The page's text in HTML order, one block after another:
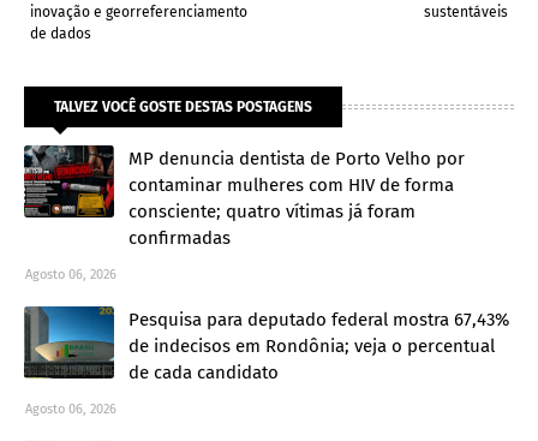
sustentáveis
inovação e georreferenciamento
de dados
TALVEZ VOCÊ GOSTE DESTAS POSTAGENS
MP denuncia dentista de Porto Velho por
contaminar mulheres com HIV de forma
consciente; quatro vítimas já foram
confirmadas
Agosto 06, 2026
Pesquisa para deputado federal mostra 67,43%
de indecisos em Rondônia; veja o percentual
de cada candidato
Agosto 06, 2026